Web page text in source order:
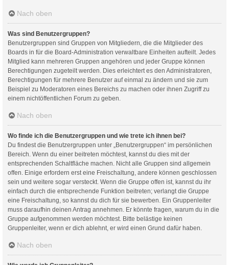
Nach oben
Was sind Benutzergruppen?
Benutzergruppen sind Gruppen von Mitgliedern, die die Mitglieder des
Boards in für die Board-Administration verwaltbare Einheiten aufteilt. Jedes
Mitglied kann mehreren Gruppen angehören und jeder Gruppe können
Berechtigungen zugeteilt werden. Dies erleichtert es den Administratoren,
Berechtigungen für mehrere Benutzer auf einmal zu ändern und sie zum
Beispiel zu Moderatoren eines Bereichs zu machen oder ihnen Zugriff zu
einem nichtöffentlichen Forum zu geben.
Nach oben
Wo finde ich die Benutzergruppen und wie trete ich ihnen bei?
Du findest die Benutzergruppen unter „Benutzergruppen“ im persönlichen
Bereich. Wenn du einer beitreten möchtest, kannst du dies mit der
entsprechenden Schaltfläche machen. Nicht alle Gruppen sind allgemein
offen. Einige erfordern erst eine Freischaltung, andere können geschlossen
sein und weitere sogar versteckt. Wenn die Gruppe offen ist, kannst du ihr
einfach durch die entsprechende Funktion beitreten; verlangt die Gruppe
eine Freischaltung, so kannst du dich für sie bewerben. Ein Gruppenleiter
muss daraufhin deinen Antrag annehmen. Er könnte fragen, warum du in die
Gruppe aufgenommen werden möchtest. Bitte belästige keinen
Gruppenleiter, wenn er dich ablehnt, er wird einen Grund dafür haben.
Nach oben